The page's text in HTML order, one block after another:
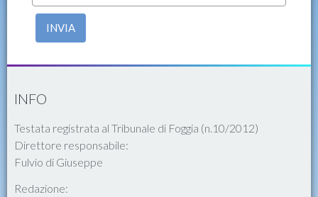
INVIA
INFO
Testata registrata al Tribunale di Foggia (n.10/2012)
Direttore responsabile:
Fulvio di Giuseppe
Redazione: